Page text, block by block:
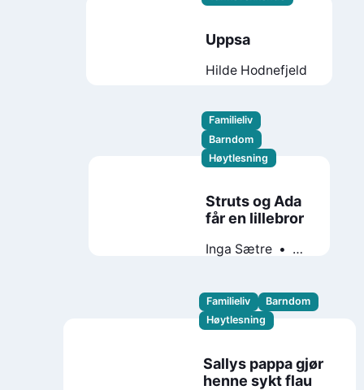
Uppsa
Hilde Hodnefjeld
Familieliv
Barndom
Høytlesning
Struts og Ada
får en lillebror
Inga Sætre
Familieliv
Barndom
Høytlesning
Sallys pappa gjør
henne sykt flau